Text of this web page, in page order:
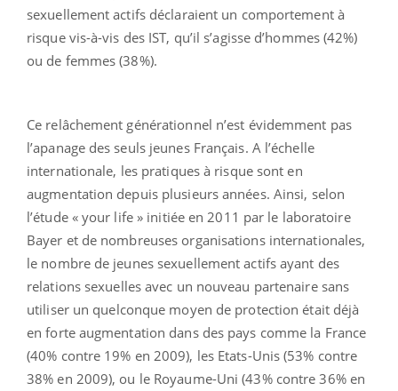
sexuellement actifs déclaraient un comportement à
risque vis-à-vis des IST, qu’il s’agisse d’hommes (42%)
ou de femmes (38%).
Ce relâchement générationnel n’est évidemment pas
l’apanage des seuls jeunes Français. A l’échelle
internationale, les pratiques à risque sont en
augmentation depuis plusieurs années. Ainsi, selon
l’étude « your life » initiée en 2011 par le laboratoire
Bayer et de nombreuses organisations internationales,
le nombre de jeunes sexuellement actifs ayant des
relations sexuelles avec un nouveau partenaire sans
utiliser un quelconque moyen de protection était déjà
en forte augmentation dans des pays comme la France
(40% contre 19% en 2009), les Etats-Unis (53% contre
38% en 2009), ou le Royaume-Uni (43% contre 36% en